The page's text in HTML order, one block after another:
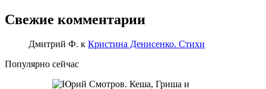
Свежие комментарии
Дмитрий Ф. к Кристина Денисенко. Стихи
Популярно сейчас